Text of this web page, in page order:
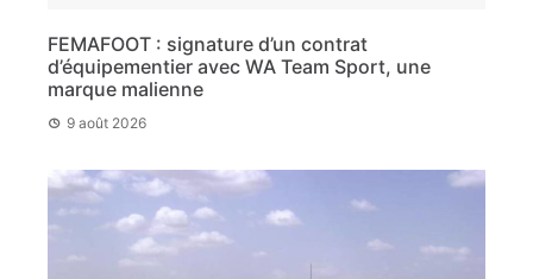
FEMAFOOT : signature d’un contrat
d’équipementier avec WA Team Sport, une
marque malienne
9 août 2026